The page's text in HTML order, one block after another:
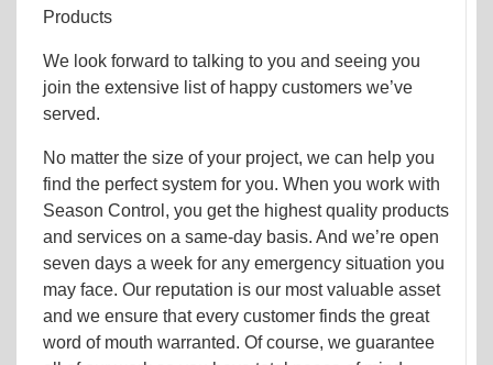
Products
We look forward to talking to you and seeing you
join the extensive list of happy customers we’ve
served.
No matter the size of your project, we can help you
find the perfect system for you. When you work with
Season Control, you get the highest quality products
and services on a same-day basis. And we’re open
seven days a week for any emergency situation you
may face. Our reputation is our most valuable asset
and we ensure that every customer finds the great
word of mouth warranted. Of course, we guarantee